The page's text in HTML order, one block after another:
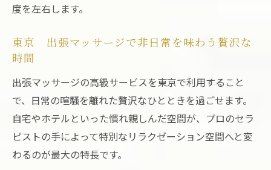
東京の出張マッサージで得られる心身の充
東京 出張マッサージの癒しがもたらす安
高級志向に応える施術の選び方
東京 出張マッサージで施術内容を選ぶコ
ツ
高級感を重視した東京 出張マッサージの
度を左右します。
東京 出張マッサージで非日常を味わう贅沢な
時間
出張マッサージの高級サービスを東京で利用すること
で、日常の喧騒を離れた贅沢なひとときを過ごせます。
自宅やホテルといった慣れ親しんだ空間が、プロのセラ
ピストの手によって特別なリラクゼーション空間へと変
わるのが最大の特長です。